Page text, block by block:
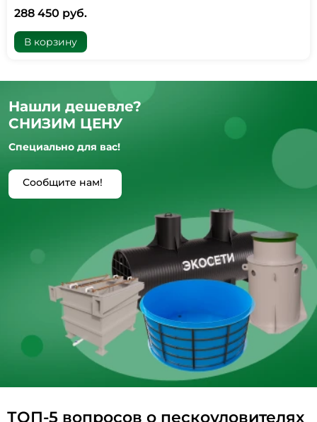
288 450 руб.
В корзину
Нашли дешевле?
СНИЗИМ ЦЕНУ
Специально для вас!
Сообщите нам!
ТОП-5 вопросов о пескоуловителях